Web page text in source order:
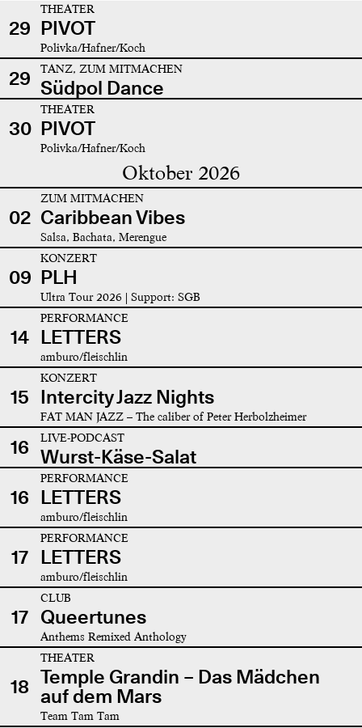
29
THEATER
PIVOT
Polivka/Hafner/Koch
29 TANZ, ZUM MITMACHEN
Südpol Dance
30
THEATER
PIVOT
Polivka/Hafner/Koch
Oktober 2026
02
ZUM MITMACHEN
Caribbean Vibes
Salsa, Bachata, Merengue
09
KONZERT
PLH
Ultra Tour 2026 | Support: SGB
14
PERFORMANCE
LETTERS
amburo/fleischlin
15
KONZERT
Intercity Jazz Nights
FAT MAN JAZZ – The caliber of Peter Herbolzheimer
16 LIVE-PODCAST
Wurst-Käse-Salat
16
PERFORMANCE
LETTERS
amburo/fleischlin
17
PERFORMANCE
LETTERS
amburo/fleischlin
17
CLUB
Queertunes
Anthems Remixed Anthology
18
THEATER
Temple Grandin – Das Mädchen
auf dem Mars
Team Tam Tam